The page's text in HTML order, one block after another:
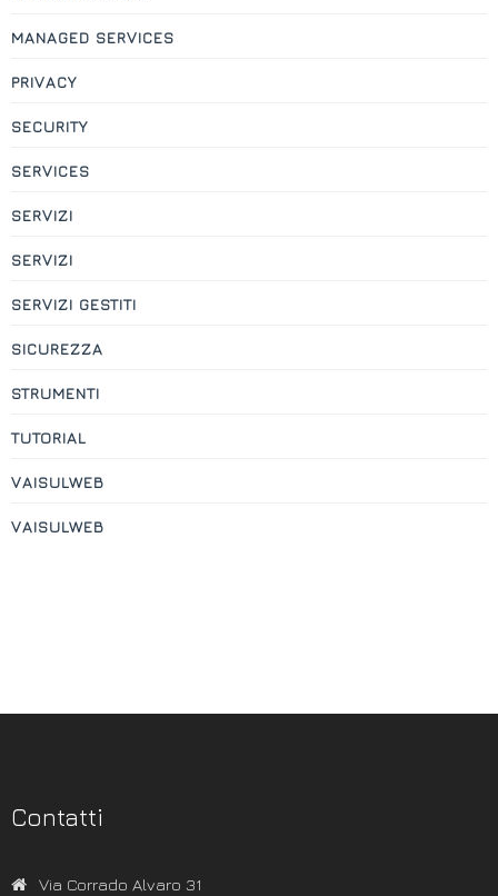
MANAGED SERVICES
PRIVACY
SECURITY
SERVICES
SERVIZI
SERVIZI
SERVIZI GESTITI
SICUREZZA
STRUMENTI
TUTORIAL
VAISULWEB
VAISULWEB
Contatti
Via Corrado Alvaro 31